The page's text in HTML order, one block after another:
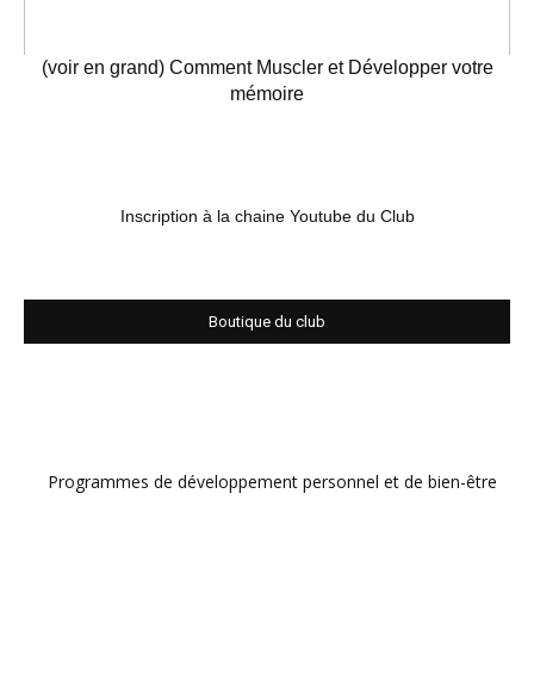
(voir en grand) Comment Muscler et Développer votre
mémoire
Inscription à la chaine Youtube du Club
Boutique du club
Programmes de développement personnel et de bien-être